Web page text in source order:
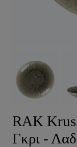
RAK
Γκρι -